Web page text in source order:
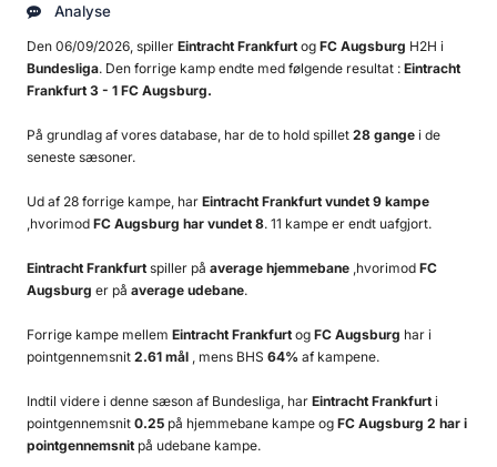
Analyse
Den 06/09/2026, spiller Eintracht Frankfurt og FC Augsburg H2H i
Bundesliga. Den forrige kamp endte med følgende resultat : Eintracht
Frankfurt 3 - 1 FC Augsburg.
På grundlag af vores database, har de to hold spillet 28 gange i de
seneste sæsoner.
Ud af 28 forrige kampe, har Eintracht Frankfurt vundet 9 kampe
,hvorimod FC Augsburg har vundet 8. 11 kampe er endt uafgjort.
Eintracht Frankfurt spiller på average hjemmebane ,hvorimod FC
Augsburg er på average udebane.
Forrige kampe mellem Eintracht Frankfurt og FC Augsburg har i
pointgennemsnit 2.61 mål , mens BHS 64% af kampene.
Indtil videre i denne sæson af Bundesliga, har Eintracht Frankfurt i
pointgennemsnit 0.25 på hjemmebane kampe og FC Augsburg 2 har i
pointgennemsnit på udebane kampe.